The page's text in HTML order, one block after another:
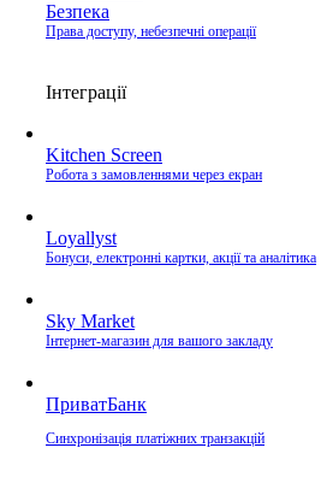
Безпека
Права доступу, небезпечні операції
Інтеграції
Kitchen Screen
Робота з замовленнями через екран
Loyallyst
Бонуси, електронні картки, акції та аналітика
Sky Market
Інтернет-магазин для вашого закладу
ПриватБанк
Синхронізація платіжних транзакцій